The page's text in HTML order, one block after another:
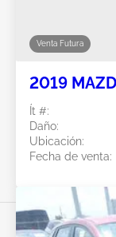
Venta Futura
2019
Ít #:
Daño:
Ubicación:
Fecha de venta: